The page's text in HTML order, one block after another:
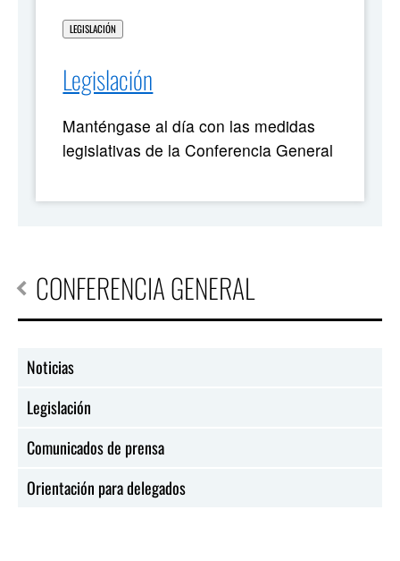
LEGISLACIÓN
Legislación
Manténgase al día con las medidas
legislativas de la Conferencia General
CONFERENCIA GENERAL
Noticias
Legislación
Comunicados de prensa
Orientación para delegados